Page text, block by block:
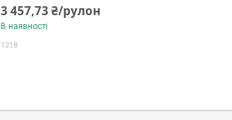
3 457,73 ₴/рулон
В наявності
1218